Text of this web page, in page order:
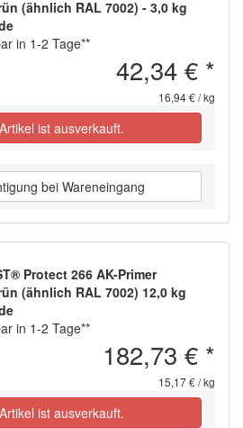
(ähnlich RAL 7002) - 3,0 kg
in 1-2 Tage**
42,34 € *
16,94 € / kg
ist ausverkauft.
bei Wareneingang
Protect 266 AK-Primer
(ähnlich RAL 7002) 12,0 kg
in 1-2 Tage**
182,73 € *
15,17 € / kg
ist ausverkauft.